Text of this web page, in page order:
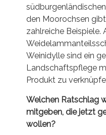
den Moorochsen
zahlreiche Beispiele.
Weinidylle sind ein
Landschaftspflege
Produkt zu
Welchen Ratschlag
mitgeben, die jetzt
wollen?